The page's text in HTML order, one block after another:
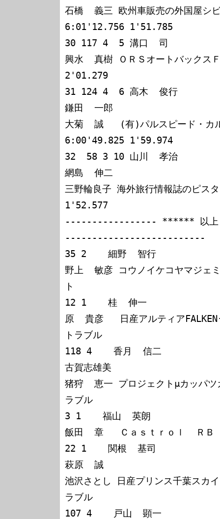
石橋  義三 欧州車販売の外国屋
6:01'12.756 1'51.785
30 117 4  5 溝口  司
興水  真樹 ＯＲＳオートバック
2'01.279
31 124 4  6 高木  俊行
鎌田  一郎
大菊  誠   (有)パルスピード・
6:00'49.825 1'59.974
32  58 3 10 山川  孝治
網島  伸二
三野輪良子 海外旅行情報誌のピ
1'52.577
----------------- ****** 以
--------------------------
35 2    細野  智行
野上  敏彦 コウノイケコヤマジ
ト
12 1    桂  伸一
原  貴彦   日産アルティア
トラブル
118 4    香月  信二
古賀志雄美
猪狩  恵一 プロジェクトμカッパツ
ラブル
3 1    福山  英朗
飯田  章   Ｃａｓｔｒｏｌ  ＲＢ
22 1    関根  基司
萩原  誠
池沢さとし 日産プリンス千葉スカ
ラブル
107 4    戸山  顕一